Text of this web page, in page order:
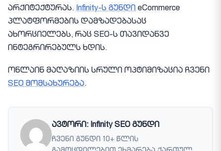
არქიტექტურას. Infinity-ს გუნდი eCommerce
პლატფორმების დამზადებასაც
ახორციელებს, რაც SEO-ს თავიდანვე
ინტეგრირებულს ხდის.
ონლაინ მაღაზიის სრული ოპტიმიზაცია ჩვენი
SEO მომსახურება.
ავტორი: Infinity SEO გუნდი
ჩვენი გუნდი 10+ წლის